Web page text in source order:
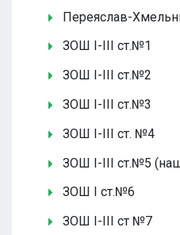
Переяслав-
ЗОШ І-ІІІ ст.№1
ЗОШ І-ІІІ ст.№2
ЗОШ І-ІІІ ст.№3
ЗОШ І-ІІІ ст. №4
ЗОШ І-ІІІ ст.№5
ЗОШ І ст.№6
ЗОШ І-ІІІ ст №7